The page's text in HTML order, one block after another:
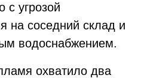
с угрозой
на соседний склад и
водоснабжением.
охватило два